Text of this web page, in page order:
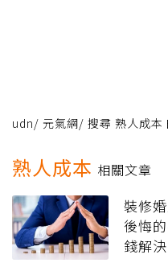
udn/ 元氣網/ 搜尋 熟人成本
熟人成本 相關文章
裝修
後悔
錢解